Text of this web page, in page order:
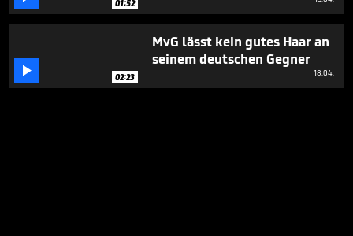
01:52
 02:23
MvG lässt kein gutes Haar an
seinem deutschen Gegner
18.04.